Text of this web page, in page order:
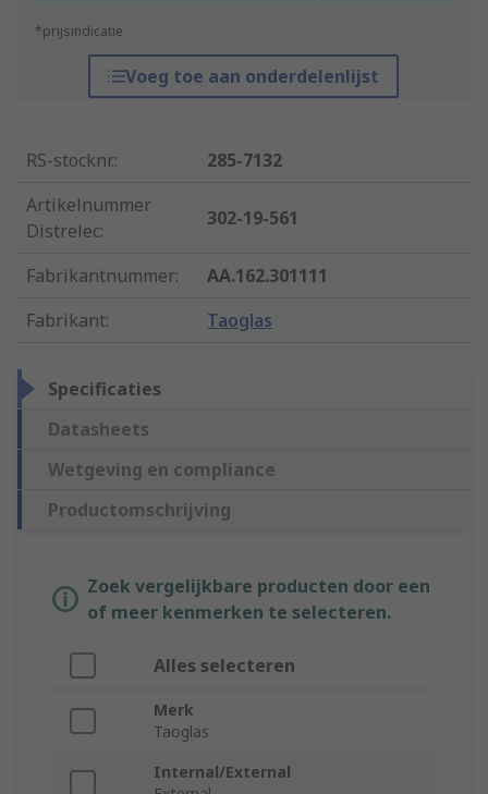
*prijsindicatie
Voeg toe aan onderdelenlijst
RS-stocknr.:
285-7132
Artikelnummer
Distrelec:
302-19-561
Fabrikantnummer:
AA.162.301111
Fabrikant: Taoglas
Specificaties
Datasheets
Wetgeving en compliance
Productomschrijving
Zoek vergelijkbare producten door een
of meer kenmerken te selecteren.
Alles selecteren
Merk
Taoglas
Internal/External